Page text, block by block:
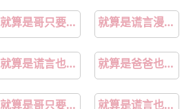
就算是哥只要有爱就没问题对吧青苹果动漫 就算是谎言漫画完整版
就算是谎言也是土味情话 就算是爸爸也想做在线观看
就算是哥只要有爱就没问题了樱花动漫 就算是谎言也没关系歌词